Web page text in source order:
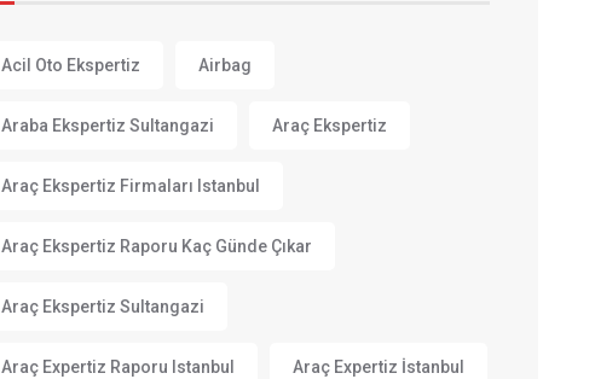
Acil Oto Ekspertiz Airbag
Araba Ekspertiz Sultangazi Araç Ekspertiz
Araç Ekspertiz Firmaları Istanbul
Araç Ekspertiz Raporu Kaç Günde Çıkar
Araç Ekspertiz Sultangazi
Araç Expertiz Raporu Istanbul Araç Expertiz İstanbul